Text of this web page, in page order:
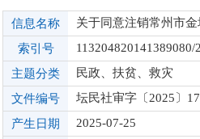
信息名称
关于同意注销常州市
索引号
113204820141389080/
主题分类
民政、扶贫、救灾
文件编号
坛民社审字〔2025〕
产生日期
2025-07-25